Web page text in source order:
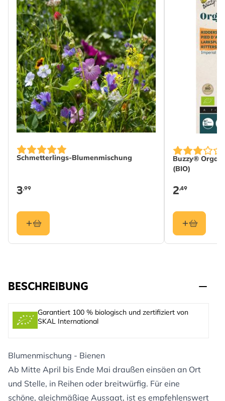
Schmetterlings-Blumenmischung
3,99
Buzzy®
(BIO)
2,49
BESCHREIBUNG
Garantiert 100 % biologisch und zertifiziert von
SKAL International
Blumenmischung - Bienen
Ab Mitte April bis Ende Mai draußen einsäen an Ort
und Stelle, in Reihen oder breitwürfig. Für eine
schöne, gleichmäßige Aussaat, ist es empfehlenswert